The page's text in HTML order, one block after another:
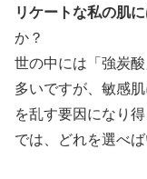
リケートな私の肌
か？
世の中には「強炭
多いですが、敏感
を乱す要因になり得
では、どれを選べ